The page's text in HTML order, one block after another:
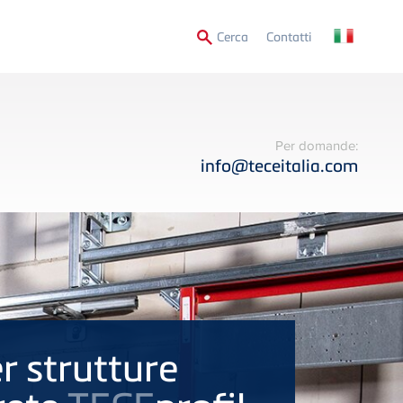
Cerca Secondary
Contatti
Per domande:
info@teceitalia.com
strutture